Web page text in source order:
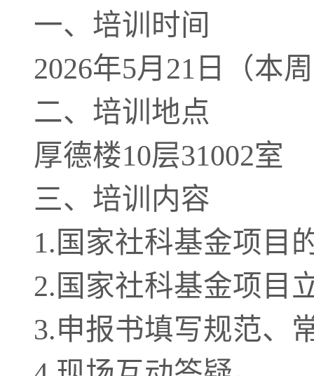
一、培训时间
2026年5月21日（本
二、培训地点
厚德楼10层31002室
三、培训内容
1.国家社科基金项目
2.国家社科基金项目
3.申报书填写规范、